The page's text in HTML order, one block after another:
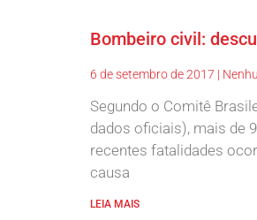
Bombeiro civil:
6 de setembro de 2017
Segundo o Comitê
dados oficiais), mais de
recentes fatalidades
causa
LEIA MAIS